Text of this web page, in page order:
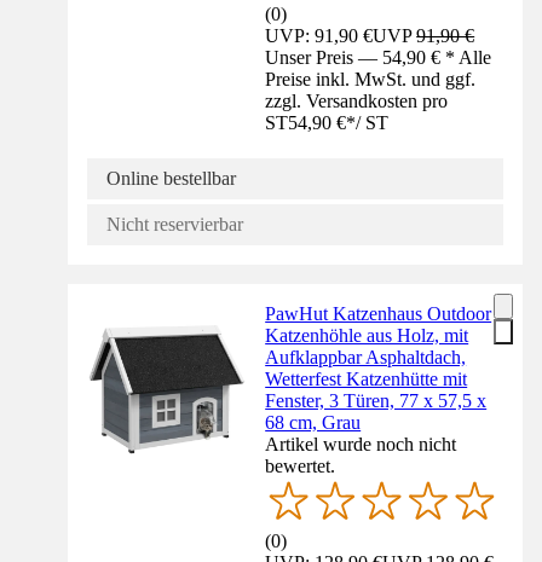
(0)
UVP: 91,90 €UVP91,90 €
Unser Preis — 54,90 € * Alle
Preise inkl. MwSt. und ggf.
zzgl. Versandkosten pro
ST54,90 €*/ ST
Online bestellbar
Nicht reservierbar
PawHut Katzenhaus Outdoor
Katzenhöhle aus Holz, mit
Aufklappbar Asphaltdach,
Wetterfest Katzenhütte mit
Fenster, 3 Türen, 77 x 57,5 x
68 cm, Grau
Artikel wurde noch nicht
bewertet.
(0)